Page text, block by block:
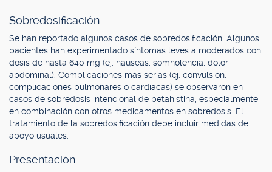
Sobredosificación.
Se han reportado algunos casos de sobredosificación. Algunos
pacientes han experimentado síntomas leves a moderados con
dosis de hasta 640 mg (ej. náuseas, somnolencia, dolor
abdominal). Complicaciones más serias (ej. convulsión,
complicaciones pulmonares o cardíacas) se observaron en
casos de sobredosis intencional de betahistina, especialmente
en combinación con otros medicamentos en sobredosis. El
tratamiento de la sobredosificación debe incluir medidas de
apoyo usuales.
Presentación.